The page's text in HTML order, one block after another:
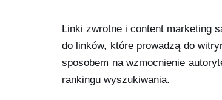
Linki zwrotne i content marketing
do linków, które prowadzą do
sposobem na wzmocnienie
rankingu wyszukiwania.